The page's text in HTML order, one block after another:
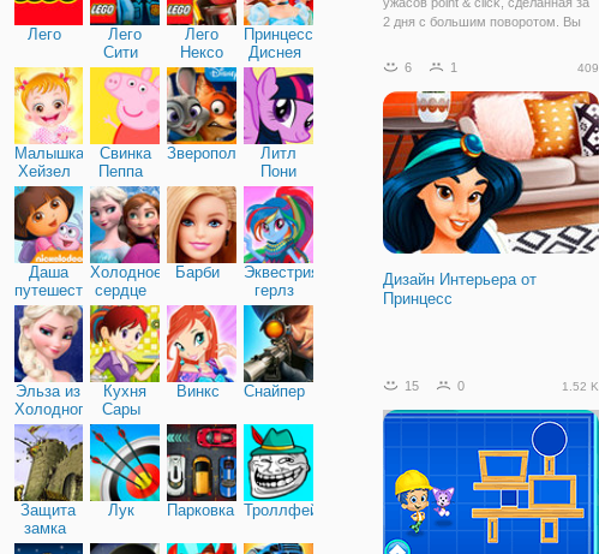
Лего
Лего
Сити
Лего
Нексо
Найтс
Принцессы
Диснея
Малышка
Хейзел
Свинка
Пеппа
Зверополис
Литл
Пони
Дружба
Даша
путешественница
Холодное
сердце
Барби
Эквестрия
герлз
Эльза из
Холодного
сердца
Кухня
Сары
Винкс Снайпер
Защита
замка
Лук Парковка Троллфейс
2 дня с большим поворотом. Вы
за привидениями, работающего в
“Overcursed Inc.” и решающего
6 1 409
Дизайн Интерьера от
Принцесс
15 0 1.52 K